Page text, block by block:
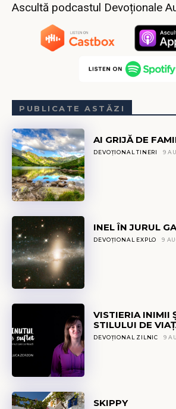
Ascultă podcastul Devoționale
PUBLICATE ASTĂZI
AI GRIJĂ DE
DEVOȚIONAL TINERI 9
INEL ÎN JURUL
DEVOȚIONAL EXPLO 9
VISTIERIA INIMII
STILULUI DE
DEVOȚIONAL ZILNIC 9
SKIPPY